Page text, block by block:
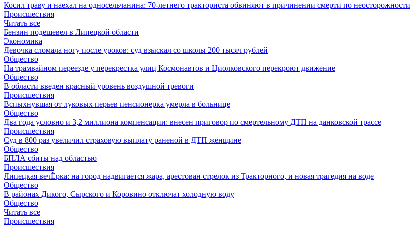
Косил траву и наехал на односельчанина: 70-летнего тракториста обвиняют в причинении смерти по неосторожности
Происшествия
Читать все
Бензин подешевел в Липецкой области
Экономика
Девочка сломала ногу после уроков: суд взыскал со школы 200 тысяч рублей
Общество
На трамвайном переезде у перекрестка улиц Космонавтов и Циолковского перекроют движение
Общество
В области введен красный уровень воздушной тревоги
Происшествия
Вспыхнувшая от луковых перьев пенсионерка умерла в больнице
Общество
Два года условно и 3,2 миллиона компенсации: внесен приговор по смертельному ДТП на данковской трассе
Происшествия
Суд в 800 раз увеличил страховую выплату раненой в ДТП женщине
Общество
БПЛА сбиты над областью
Происшествия
Липецкая вечЁрка: на город надвигается жара, арестован стрелок из Тракторного, и новая трагедия на воде
Общество
В районах Дикого, Сырского и Коровино отключат холодную воду
Общество
Читать все
Происшествия